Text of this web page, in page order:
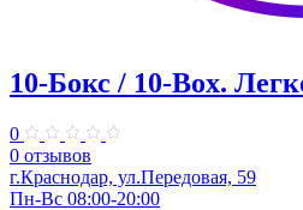
10-Бокс / 10-Box.
0
0 отзывов
г.Краснодар, ул.Передовая, 59
Пн-Вс 08:00-20:00